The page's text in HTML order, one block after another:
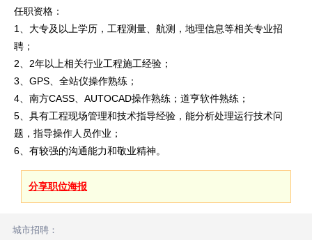
任职资格：
1、大专及以上学历，工程测量、航测，地理信息等相关专业招
聘；
2、2年以上相关行业工程施工经验；
3、GPS、全站仪操作熟练；
4、南方CASS、AUTOCAD操作熟练；道亨软件熟练；
5、具有工程现场管理和技术指导经验，能分析处理运行技术问
题，指导操作人员作业；
6、有较强的沟通能力和敬业精神。
分享职位海报
城市招聘：